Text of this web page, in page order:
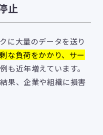
止
に大量のデータを送り
な負荷をかかり、サー
も近年増えています。
果、企業や組織に損害